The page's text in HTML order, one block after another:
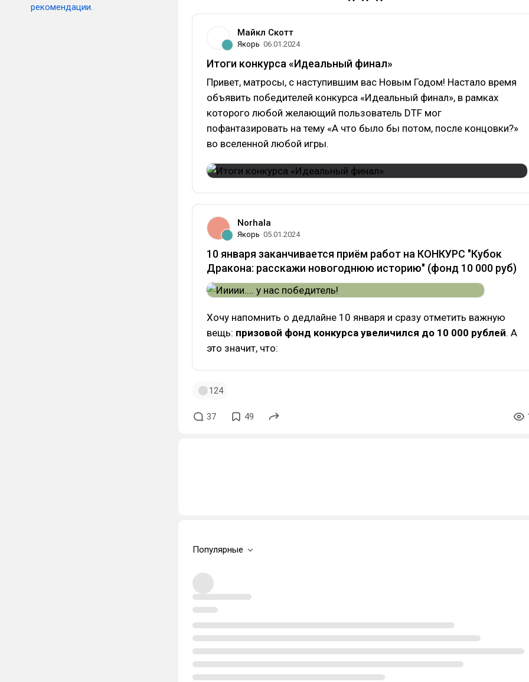
рекомендации.
Майкл Скотт
Якорь 06.01.2024
Итоги конкурса «Идеальный финал»
Привет, матросы, с наступившим вас Новым Годом! Настало время
объявить победителей конкурса «Идеальный финал», в рамках
которого любой желающий пользователь DTF мог
пофантазировать на тему «А что было бы потом, после концовки?»
во вселенной любой игры.
Norhala
Якорь 05.01.2024
10 января заканчивается приём работ на КОНКУРС "Кубок
Дракона: расскажи новогоднюю историю" (фонд 10 000 руб)
Хочу напомнить о дедлайне 10 января и сразу отметить важную
вещь: призовой фонд конкурса увеличился до 10 000 рублей. А
это значит, что:
124
37 49
Популярные